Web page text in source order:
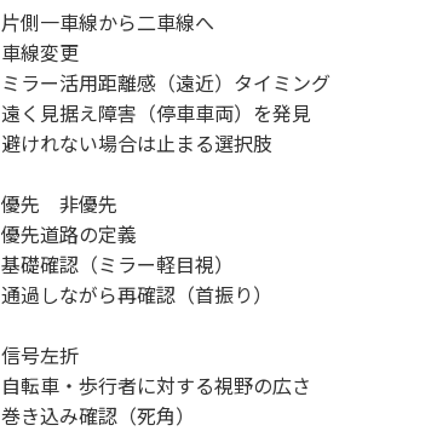
片側一車線から二車線へ
車線変更
ミラー活用距離感（遠近）タイミング
遠く見据え障害（停車車両）を発見
避けれない場合は止まる選択肢
優先 非優先
優先道路の定義
基礎確認（ミラー軽目視）
通過しながら再確認（首振り）
信号左折
自転車・歩行者に対する視野の広さ
巻き込み確認（死角）